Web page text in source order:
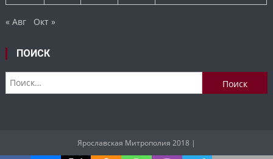
« Авг Окт »
ПОИСК
Найти:
Ярославская Митрополия 2018 |